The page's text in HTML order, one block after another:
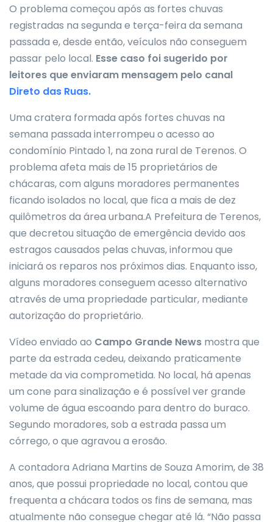
O problema começou após as fortes chuvas
registradas na segunda e terça-feira da semana
passada e, desde então, veículos não conseguem
passar pelo local. Esse caso foi sugerido por
leitores que enviaram mensagem pelo canal
Direto das Ruas.
Uma cratera formada após fortes chuvas na
semana passada interrompeu o acesso ao
condomínio Pintado 1, na zona rural de Terenos. O
problema afeta mais de 15 proprietários de
chácaras, com alguns moradores permanentes
ficando isolados no local, que fica a mais de dez
quilômetros da área urbana.A Prefeitura de Terenos,
que decretou situação de emergência devido aos
estragos causados pelas chuvas, informou que
iniciará os reparos nos próximos dias. Enquanto isso,
alguns moradores conseguem acesso alternativo
através de uma propriedade particular, mediante
autorização do proprietário.
Vídeo enviado ao Campo Grande News mostra que
parte da estrada cedeu, deixando praticamente
metade da via comprometida. No local, há apenas
um cone para sinalização e é possível ver grande
volume de água escoando para dentro do buraco.
Segundo moradores, sob a estrada passa um
córrego, o que agravou a erosão.
A contadora Adriana Martins de Souza Amorim, de 38
anos, que possui propriedade no local, contou que
frequenta a chácara todos os fins de semana, mas
atualmente não consegue chegar até lá. “Não passa